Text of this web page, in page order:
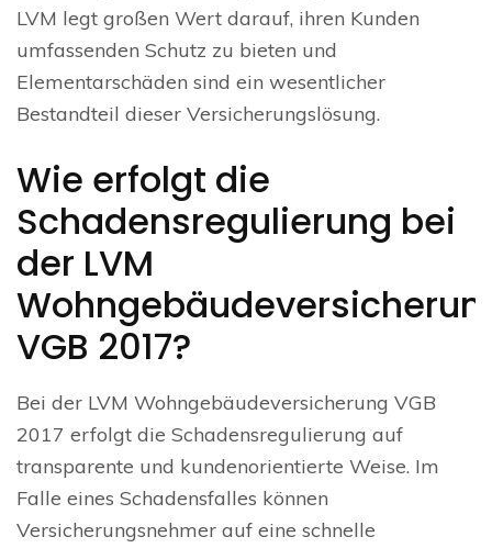
LVM legt großen Wert darauf, ihren Kunden
umfassenden Schutz zu bieten und
Elementarschäden sind ein wesentlicher
Bestandteil dieser Versicherungslösung.
Wie erfolgt die
Schadensregulierung bei
der LVM
VGB 2017?
Bei der LVM Wohngebäudeversicherung VGB
2017 erfolgt die Schadensregulierung auf
transparente und kundenorientierte Weise. Im
Falle eines Schadensfalles können
Versicherungsnehmer auf eine schnelle